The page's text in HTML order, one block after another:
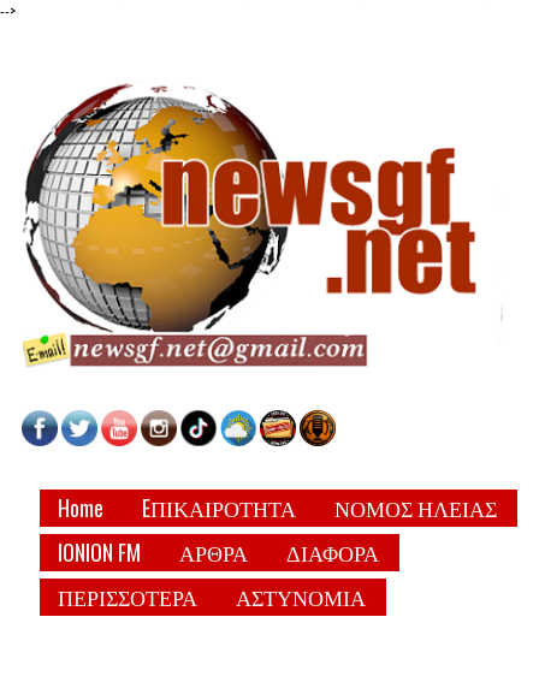
-->
Home EΠΙΚΑΙΡΟΤΗΤΑ
ΝΟΜΟΣ ΗΛΕΙΑΣ
IONION FM
ΑΡΘΡΑ
ΔΙΑΦΟΡΑ
ΠΕΡΙΣΣΟΤΕΡΑ
ΑΣΤΥΝΟΜΙΑ